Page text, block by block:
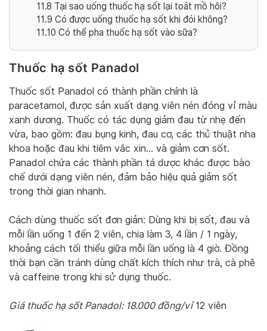
11.8 Tại sao uống thuốc hạ sốt lại toát mồ hôi?
11.9 Có được uống thuốc hạ sốt khi đói không?
11.10 Có thể pha thuốc hạ sốt vào sữa?
Thuốc hạ sốt Panadol
Thuốc sốt Panadol có thành phần chính là
paracetamol, được sản xuất dạng viên nén đóng vỉ màu
xanh dương. Thuốc có tác dụng giảm đau từ nhẹ đến
vừa, bao gồm: đau bụng kinh, đau cơ, các thủ thuật nha
khoa hoặc đau khi tiêm vắc xin… và giảm cơn sốt.
Panadol chứa các thành phần tá dược khác được bào
chế dưới dạng viên nén, đảm bảo hiệu quả giảm sốt
trong thời gian nhanh.
Cách dùng thuốc sốt đơn giản: Dùng khi bị sốt, đau và
mỗi lần uống 1 đến 2 viên, chia làm 3, 4 lần / 1 ngày,
khoảng cách tối thiểu giữa mỗi lần uống là 4 giờ. Đồng
thời bạn cần tránh dùng chất kích thích như trà, cà phê
và caffeine trong khi sử dụng thuốc.
Giá thuốc hạ sốt Panadol: 18.000 đồng/vỉ12 viên